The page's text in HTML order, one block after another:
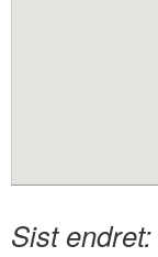
Sist endret: